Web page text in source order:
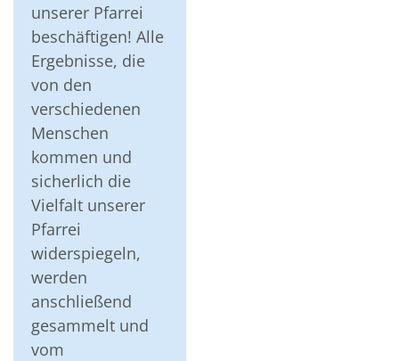
unserer Pfarrei
beschäftigen! Alle
Ergebnisse, die
von den
verschiedenen
Menschen
kommen und
sicherlich die
Vielfalt unserer
Pfarrei
widerspiegeln,
werden
anschließend
gesammelt und
vom